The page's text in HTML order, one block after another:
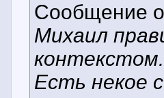
Сообщение
Михаил
контекстом.
Есть некое